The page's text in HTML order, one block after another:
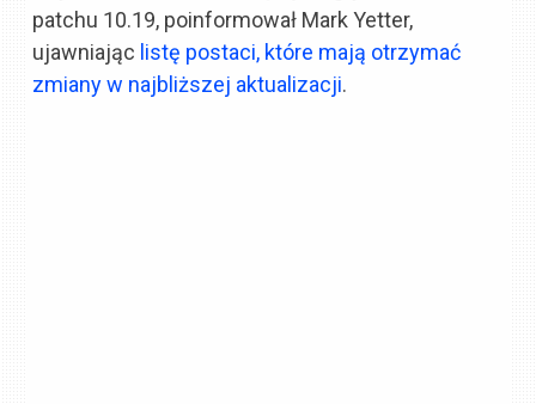
patchu 10.19, poinformował Mark Yetter,
ujawniając listę postaci, które mają otrzymać
zmiany w najbliższej aktualizacji.